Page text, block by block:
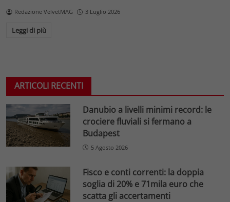
Redazione VelvetMAG 3 Luglio 2026
Leggi di più
ARTICOLI RECENTI
Danubio a livelli minimi record: le
crociere fluviali si fermano a
Budapest
5 Agosto 2026
Fisco e conti correnti: la doppia
soglia di 20% e 71mila euro che
scatta gli accertamenti